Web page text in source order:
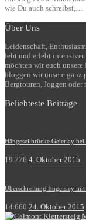
wie Du auch schreibst,…
Über Uns
Leidenschaft,
lebt und erlebt
möchten wir euch
bloggen wir unsere ganz
Bergtouren, Joggen
Beliebteste Beiträge
Hängeseilbrücke Geierlay
19.776 4. Oktober 2015
Überschreitung Engelsley
14.660 24. Oktober 2015